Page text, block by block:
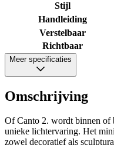
Stijl
Handleiding
Verstelbaar
Richtbaar
Meer specificaties
Omschrijving
Of Canto 2. wordt binnen of
unieke lichtervaring. Het
zowel decoratief als